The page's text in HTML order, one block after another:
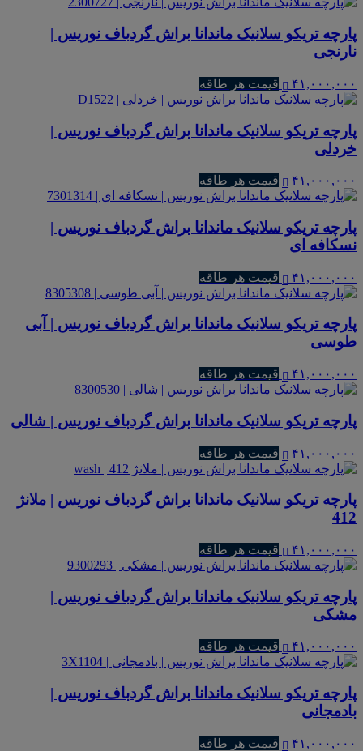
پارچه تریکو سلانیک ماندانا براش گردباف نوریس |
نارنجی
۴۱,۰۰۰,۰۰۰ قیمت هر طاقه
پارچه تریکو سلانیک ماندانا براش گردباف نوریس |
خردلی
۴۱,۰۰۰,۰۰۰ قیمت هر طاقه
پارچه تریکو سلانیک ماندانا براش گردباف نوریس |
نسکافه ای
۴۱,۰۰۰,۰۰۰ قیمت هر طاقه
پارچه تریکو سلانیک ماندانا براش گردباف نوریس | آبی
طوسی
۴۱,۰۰۰,۰۰۰ قیمت هر طاقه
پارچه تریکو سلانیک ماندانا براش گردباف نوریس | شالی
۴۱,۰۰۰,۰۰۰ قیمت هر طاقه
پارچه تریکو سلانیک ماندانا براش گردباف نوریس | ملانژ
412
۴۱,۰۰۰,۰۰۰ قیمت هر طاقه
پارچه تریکو سلانیک ماندانا براش گردباف نوریس |
مشکی
۴۱,۰۰۰,۰۰۰ قیمت هر طاقه
پارچه تریکو سلانیک ماندانا براش گردباف نوریس |
بادمجانی
۴۱,۰۰۰,۰۰۰ قیمت هر طاقه